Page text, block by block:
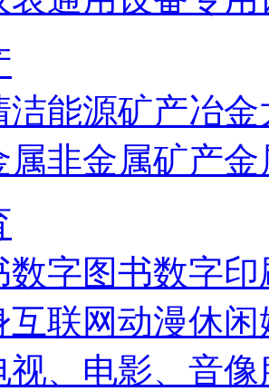
洁能源矿产冶金
属非金属矿产金
数字图书数字印
互联网动漫休闲
视、电影、音像